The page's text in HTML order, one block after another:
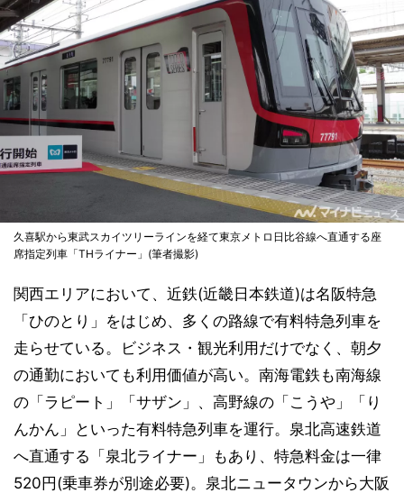
久喜駅から東武スカイツリーラインを経て東京メトロ日比谷線へ直通する座
席指定列車「THライナー」(筆者撮影)
関西エリアにおいて、近鉄(近畿日本鉄道)は名阪特急
「ひのとり」をはじめ、多くの路線で有料特急列車を
走らせている。ビジネス・観光利用だけでなく、朝夕
の通勤においても利用価値が高い。南海電鉄も南海線
の「ラピート」「サザン」、高野線の「こうや」「り
んかん」といった有料特急列車を運行。泉北高速鉄道
へ直通する「泉北ライナー」もあり、特急料金は一律
520円(乗車券が別途必要)。泉北ニュータウンから大阪